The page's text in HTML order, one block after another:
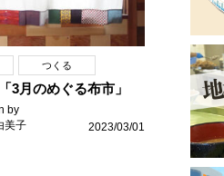
つくる
3月のめぐる布市」
by
美子
2023/03/01